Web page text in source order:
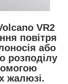
VR2
повітря
або
розподілу
жалюзі.